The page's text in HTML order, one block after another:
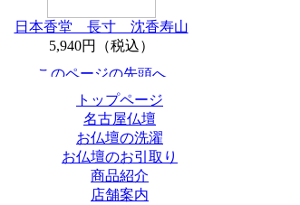
日本香堂 長寸 沈香寿山
5,940円（税込）
トップページ
名古屋仏壇
お仏壇の洗濯
お仏壇のお引取り
商品紹介
店舗案内